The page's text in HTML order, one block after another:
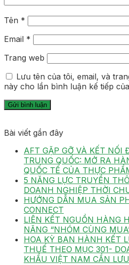
Tên *
Email *
Trang web
Lưu tên của tôi, email, và
này cho lần bình luận kế tiếp
Bài viết gần đây
AFT GẶP GỠ VÀ KẾT NỐI
TRUNG QUỐC: MỞ RA
QUỐC TẾ CỦA THỰC
5 NĂNG LỰC TRUYỀN
DOANH NGHIỆP THỜI
HƯỚNG DẪN MUA SẢN
CONNECT
LIÊN KẾT NGUỒN HÀNG
NĂNG “NHÓM CÙNG
HOA KỲ BAN HÀNH KẾT
THUẾ THEO MỤC 301-
KHẨU VIỆT NAM CẦN